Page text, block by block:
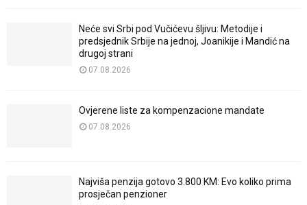
Neće svi Srbi pod Vučićevu šljivu: Metodije i
predsjednik Srbije na jednoj, Joanikije i Mandić na
drugoj strani
07.08.2026
Ovjerene liste za kompenzacione mandate
07.08.2026
Najviša penzija gotovo 3.800 KM: Evo koliko prima
prosječan penzioner